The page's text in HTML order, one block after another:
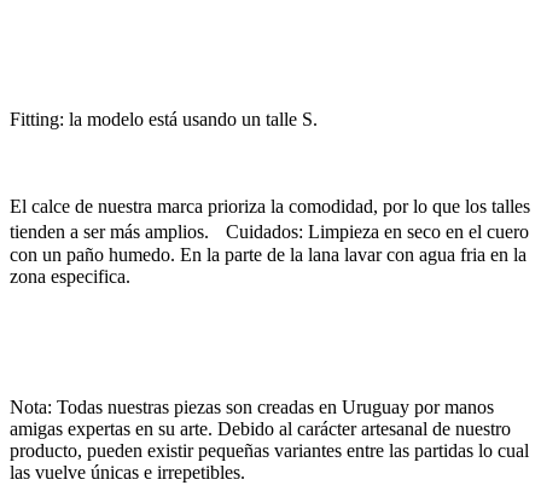
Fitting: la modelo está usando un talle S.
El calce de nuestra marca prioriza la comodidad, por lo que los talles
tienden a ser más amplios. Cuidados: Limpieza en seco en el cuero
con un paño humedo. En la parte de la lana lavar con agua fria en la
zona especifica.
Nota: Todas nuestras piezas son creadas en Uruguay por manos
amigas expertas en su arte. Debido al carácter artesanal de nuestro
producto, pueden existir pequeñas variantes entre las partidas lo cual
las vuelve únicas e irrepetibles.